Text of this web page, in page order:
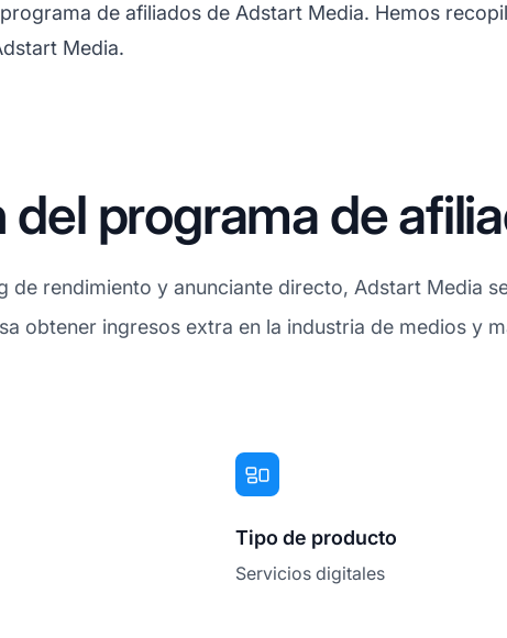
de afiliados de Adstart Media. Hemos
Media.
del programa de
de rendimiento y anunciante directo, Adstart Media
obtener ingresos extra en la industria de medios y
Tipo de producto
Servicios digitales